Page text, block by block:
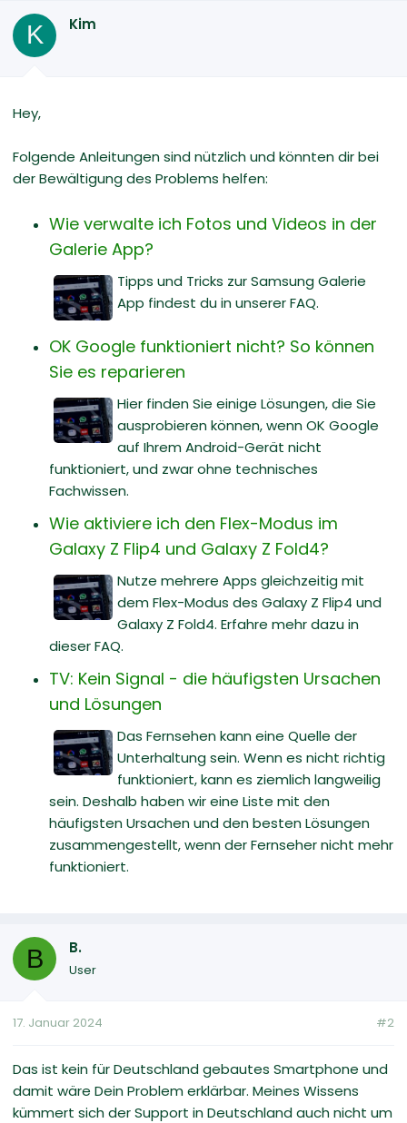
K Kim
Hey,
Folgende Anleitungen sind nützlich und könnten dir bei
der Bewältigung des Problems helfen:
Wie verwalte ich Fotos und Videos in der
Galerie App?
Tipps und Tricks zur Samsung Galerie
App findest du in unserer FAQ.
OK Google funktioniert nicht? So können
Sie es reparieren
Hier finden Sie einige Lösungen, die Sie
ausprobieren können, wenn OK Google
auf Ihrem Android-Gerät nicht
funktioniert, und zwar ohne technisches
Fachwissen.
Wie aktiviere ich den Flex-Modus im
Galaxy Z Flip4 und Galaxy Z Fold4?
Nutze mehrere Apps gleichzeitig mit
dem Flex-Modus des Galaxy Z Flip4 und
Galaxy Z Fold4. Erfahre mehr dazu in
dieser FAQ.
TV: Kein Signal - die häufigsten Ursachen
und Lösungen
Das Fernsehen kann eine Quelle der
Unterhaltung sein. Wenn es nicht richtig
funktioniert, kann es ziemlich langweilig
sein. Deshalb haben wir eine Liste mit den
häufigsten Ursachen und den besten Lösungen
zusammengestellt, wenn der Fernseher nicht mehr
funktioniert.
B B.
User
17. Januar 2024 #2
Das ist kein für Deutschland gebautes Smartphone und
damit wäre Dein Problem erklärbar. Meines Wissens
kümmert sich der Support in Deutschland auch nicht um